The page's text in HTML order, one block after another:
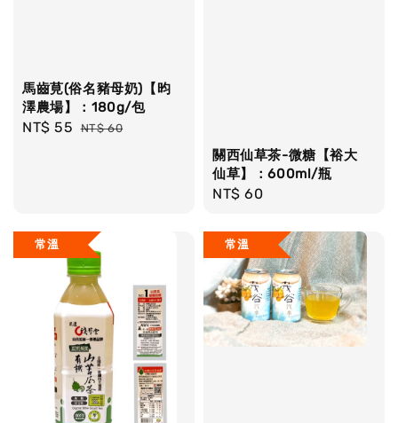
馬齒莧(俗名豬母奶)【昀
澤農場】：180g/包
Sale
NT$ 55 Regular
NT$ 60
關西仙草茶-微糖【裕大
仙草】：600ml/瓶
Regular
NT$ 60
常溫 常溫